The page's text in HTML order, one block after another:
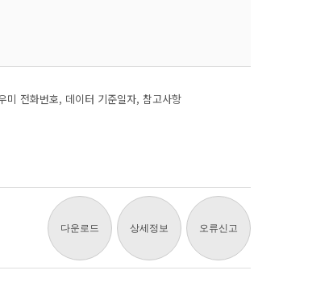
미 전화번호, 데이터 기준일자, 참고사항
다운로드 상세정보 오류신고